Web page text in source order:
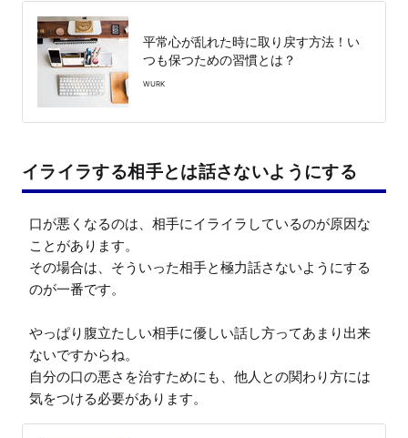
平常心が乱れた時に取り戻す方法！い
つも保つための習慣とは？
WURK
イライラする相手とは話さないようにする
口が悪くなるのは、相手にイライラしているのが原因な
ことがあります。
その場合は、そういった相手と極力話さないようにする
のが一番です。
やっぱり腹立たしい相手に優しい話し方ってあまり出来
ないですからね。
自分の口の悪さを治すためにも、他人との関わり方には
気をつける必要があります。